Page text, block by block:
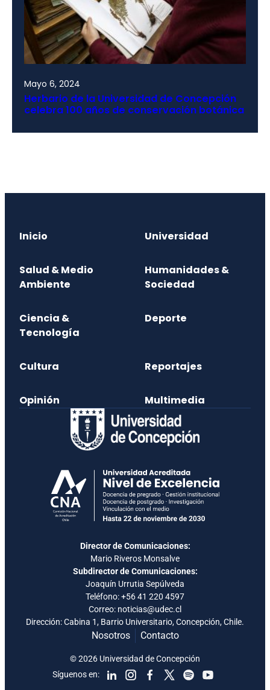
Mayo 6, 2024
Herbario de la Universidad de Concepción
celebra 100 años de conservación botánica
Inicio Universidad
Salud & Medio
Ambiente
Humanidades &
Sociedad
Ciencia &
Tecnología
Deporte
Cultura Reportajes
Opinión Multimedia
Director de Comunicaciones:
Mario Riveros Monsalve
Subdirector de Comunicaciones:
Joaquín Urrutia Sepúlveda
Teléfono:+56 41 220 4597
Correo: noticias@udec.cl
Dirección: Cabina 1, Barrio Universitario, Concepción, Chile.
Nosotros Contacto
Síguenos en:
© 2026 Universidad de Concepción